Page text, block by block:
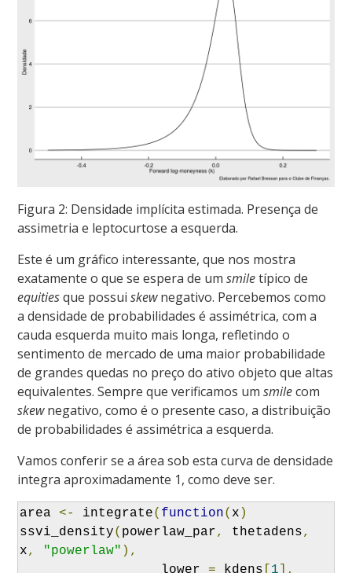
Figura 2: Densidade implícita estimada. Presença de
assimetria e leptocurtose a esquerda.
Este é um gráfico interessante, que nos mostra
exatamente o que se espera de umsmiletípico de
equitiesque possuiskewnegativo. Percebemos como
a densidade de probabilidades é assimétrica, com a
cauda esquerda muito mais longa, refletindo o
sentimento de mercado de uma maior probabilidade
de grandes quedas no preço do ativo objeto que altas
equivalentes. Sempre que verificamos umsmilecom
skewnegativo, como é o presente caso, a distribuição
de probabilidades é assimétrica a esquerda.
Vamos conferir se a área sob esta curva de densidade
integra aproximadamente 1, como deve ser.
area <- integrate( function( x )
ssvi_density( powerlaw_par, thetadens,
x, "powerlaw" ),
                  lower
= kdens 1 ],